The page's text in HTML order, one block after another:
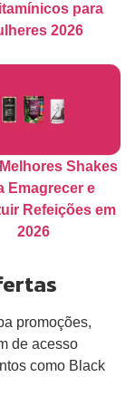
para
2026
Shakes
Emagrecer e
Refeições em
2026
promoções,
de acesso
como Black